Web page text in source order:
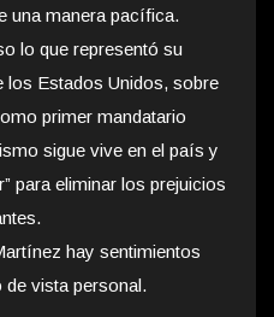
una manera pacífica.
lo que representó su
los Estados Unidos, sobre
primer mandatario
sigue vive en el país y
para eliminar los prejuicios
hay sentimientos
vista personal.